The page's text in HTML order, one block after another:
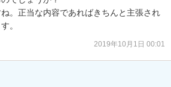
。正当な内容であればきちんと主張され
。
2019年10月1日 00:01